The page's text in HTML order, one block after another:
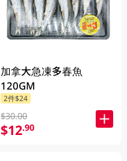
加拿大急凍多春魚
120GM
2件$24
$30.00
$12.90